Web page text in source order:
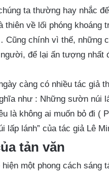
ta thường hay nhắc
thiên về lối phóng khoáng
chính vì thế, những
để lại ấn tượng
càng có nhiều tác giả
như : Những sườn núi
là không ai muốn bỏ đi (
lấp lánh” của tác giả Lê
tản văn
một phong cách sáng